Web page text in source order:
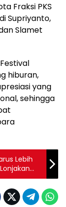
Fraksi PKS
Supriyanto,
Slamet
hiburan,
yang
sehingga
Lebih